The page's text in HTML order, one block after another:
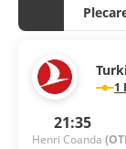
21:35
Henri Coanda